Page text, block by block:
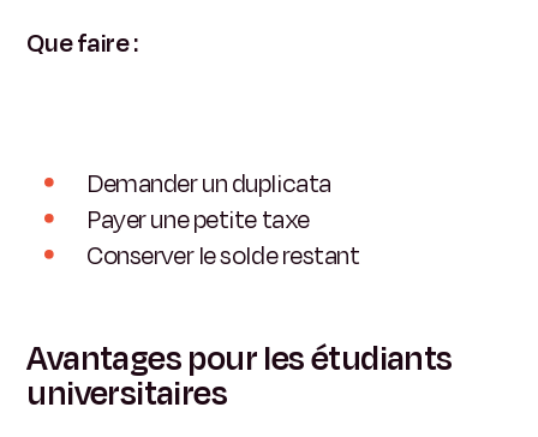
Que faire :
Demander un duplicata
Payer une petite taxe
Conserver le solde restant
Avantages pour les étudiants
universitaires